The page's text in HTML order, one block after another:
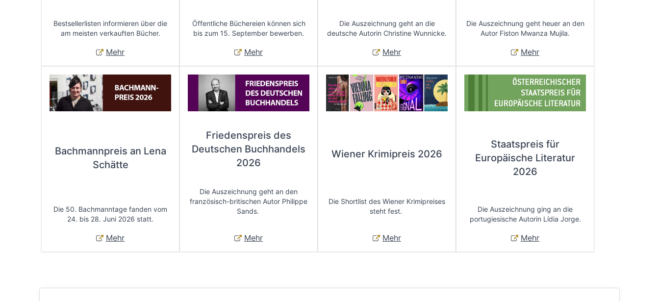
Bestsellerlisten informieren über die
am meisten verkauften Bücher.
Mehr
Öffentliche Büchereien können sich
bis zum 15. September bewerben.
Mehr
Die Auszeichnung geht an die
deutsche Autorin Christine Wunnicke.
Mehr
Die Auszeichnung geht heuer an den
Autor Fiston Mwanza Mujila.
Mehr
Bachmannpreis an Lena
Schätte
Die 50. Bachmanntage fanden vom
24. bis 28. Juni 2026 statt.
Mehr
Friedenspreis des
Deutschen Buchhandels
2026
Die Auszeichnung geht an den
französisch-britischen Autor Philippe
Sands.
Mehr
Wiener Krimipreis 2026
Die Shortlist des Wiener Krimipreises
steht fest.
Mehr
Staatspreis für
Europäische Literatur
2026
Die Auszeichnung ging an die
portugiesische Autorin Lídia Jorge.
Mehr